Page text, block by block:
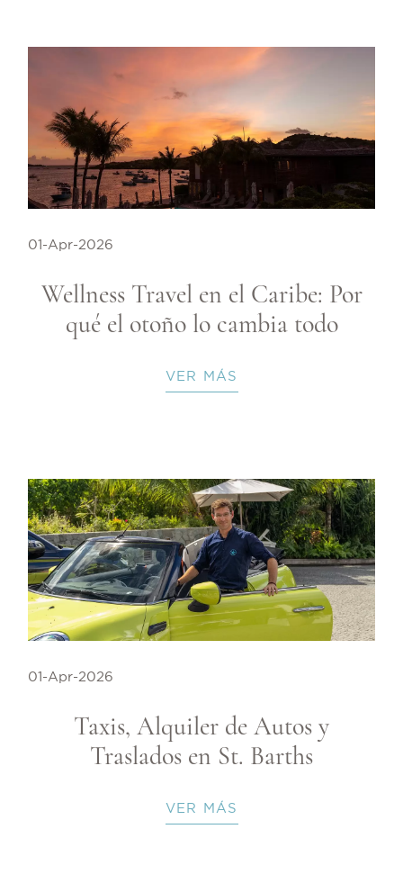
01-Apr-2026
Wellness Travel en el Caribe: Por
qué el otoño lo cambia todo
VER MÁS
01-Apr-2026
Taxis, Alquiler de Autos y
Traslados en St. Barths
VER MÁS